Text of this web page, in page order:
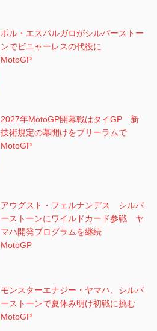
ポル・エスパルガロがシルバーストー
ンでビニャーレスの代役に
MotoGP
2027年MotoGP開幕戦はタイGP 新
技術規定の幕開けをブリーラムで
MotoGP
アウグスト・フェルナンデス シルバ
ーストーンにワイルドカード参戦 ヤ
マハ開発プログラムを継続
MotoGP
モンスターエナジー・ヤマハ、シルバ
ーストーンで夏休み明け初戦に挑む
MotoGP